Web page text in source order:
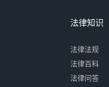
法律知识
法律法规
法律百科
法律问答